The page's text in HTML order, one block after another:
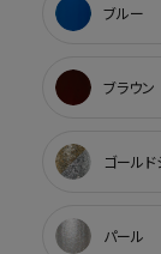
ブルー
ブラウン
ゴール
パール